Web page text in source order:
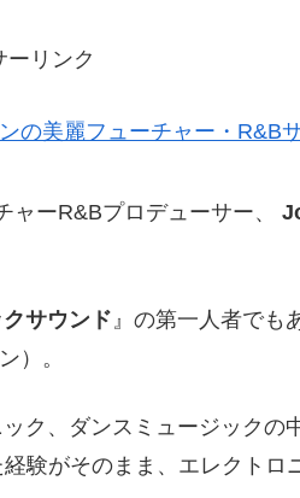
ーリンク
ーR&Bプロデューサー、
サウンド 』の第一人者でも
）。
ク、ダンスミュージックの
験がそのまま、エレクトロ